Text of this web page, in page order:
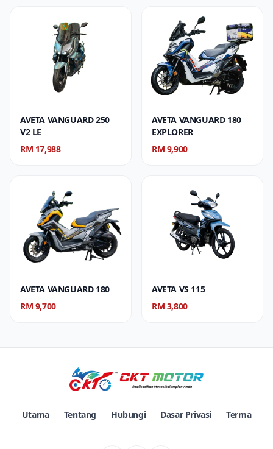
AVETA VANGUARD 250
V2 LE
RM 17,988
AVETA VANGUARD 180
EXPLORER
RM 9,900
AVETA VANGUARD 180
RM 9,700
AVETA VS 115
RM 3,800
Utama Tentang Hubungi Dasar Privasi Terma